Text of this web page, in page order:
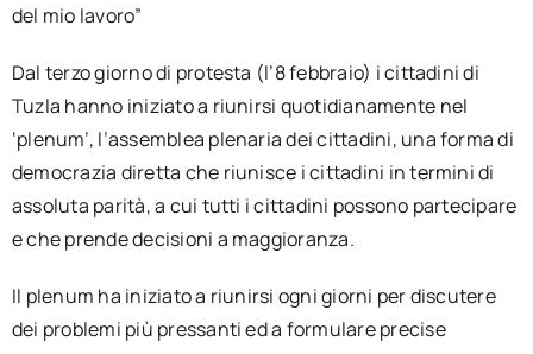
del mio lavoro”
Dal terzo giorno di protesta (l’8 febbraio) i cittadini di
Tuzla hanno iniziato a riunirsi quotidianamente nel
‘plenum’, l’assemblea plenaria dei cittadini, una forma di
democrazia diretta che riunisce i cittadini in termini di
assoluta parità, a cui tutti i cittadini possono partecipare
e che prende decisioni a maggioranza.
Il plenum ha iniziato a riunirsi ogni giorni per discutere
dei problemi più pressanti ed a formulare precise